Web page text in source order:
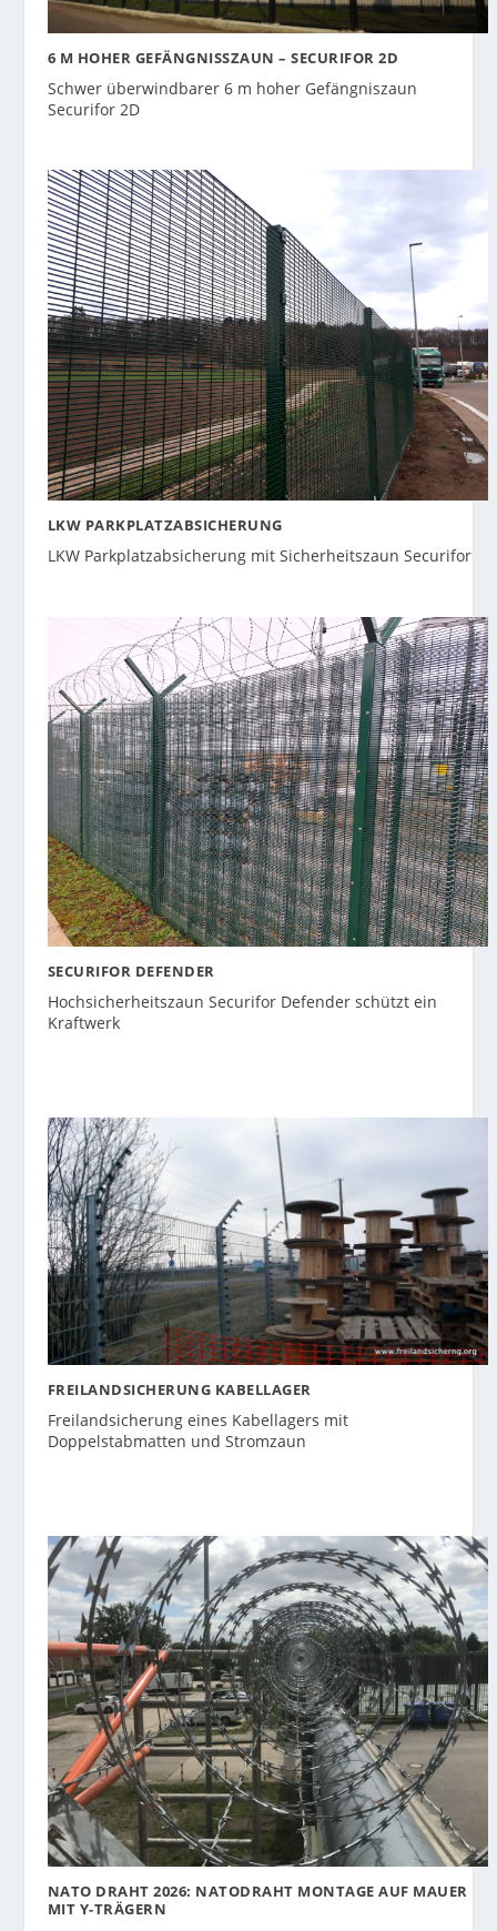
6 M HOHER GEFÄNGNISSZAUN – SECURIFOR 2D
Schwer überwindbarer 6 m hoher Gefängniszaun
Securifor 2D
LKW PARKPLATZABSICHERUNG
LKW Parkplatzabsicherung mit Sicherheitszaun Securifor
SECURIFOR DEFENDER
Hochsicherheitszaun Securifor Defender schützt ein
Kraftwerk
FREILANDSICHERUNG KABELLAGER
Freilandsicherung eines Kabellagers mit
Doppelstabmatten und Stromzaun
NATO DRAHT 2026: NATODRAHT MONTAGE AUF MAUER
MIT Y-TRÄGERN